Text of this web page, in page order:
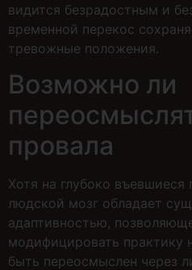
видится безрадостным и
временной перекос
тревожные положения.
Возможно ли
провала
Хотя на глубоко
людской мозг обладает
адаптивностью,
модифицировать практику
быть переосмыслен через